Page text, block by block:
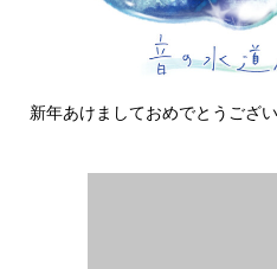
新年あけましておめでとうござい